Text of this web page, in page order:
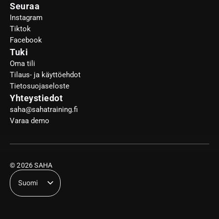
Seuraa
Instagram
Tiktok
Facebook
Tuki
Oma tili
Tilaus- ja käyttöehdot
Tietosuojaseloste
Yhteystiedot
saha@sahatraining.fi
Varaa demo
© 2026 SAHA
Suomi
English